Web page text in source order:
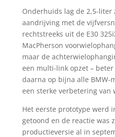
Onderhuids lag de 2,5-liter
aandrijving met de
rechtstreeks uit de E30
MacPherson
maar de
een multi-link opzet – beter
daarna op bijna alle BMW-
een sterke verbetering van
Het eerste prototype werd
getoond en de reactie was
productieversie al in